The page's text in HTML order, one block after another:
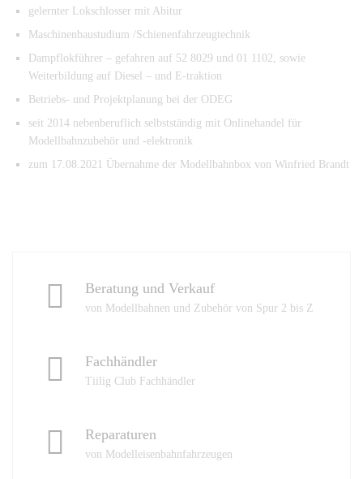
gelernter Lokschlosser mit Abitur
Maschinenbaustudium /Schienenfahrzeugtechnik
Dampflokführer – gefahren auf 52 8029 und 01 1102, sowie
Weiterbildung auf Diesel – und E-traktion
Betriebs- und Projektplanung bei der ODEG
seit 2014 nebenberuflich selbstständig mit Onlinehandel für
Modellbahnzubehör und -elektronik
zum 17.08.2021 Übernahme der Modellbahnbox von Winfried Brandt
Beratung und Verkauf
von Modellbahnen und Zubehör von Spur 2 bis Z
Fachhändler
Tiilig Club Fachhändler
Reparaturen
von Modelleisenbahnfahrzeugen